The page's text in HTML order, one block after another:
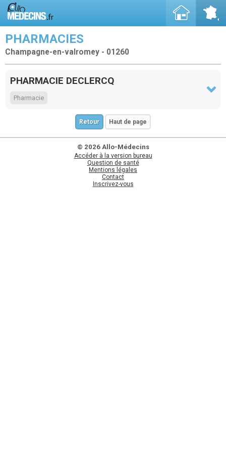
PHARMACIES
Champagne-en-valromey - 01260
PHARMACIE DECLERCQ
Pharmacie
Retour Haut de page
© 2026 Allo-Médecins
Accéder à la version bureau
Question de santé
Mentions légales
Contact
Inscrivez-vous